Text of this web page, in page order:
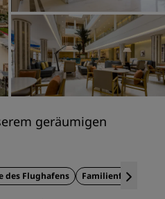
geräumigen
des Flughafens Familienfreundlich